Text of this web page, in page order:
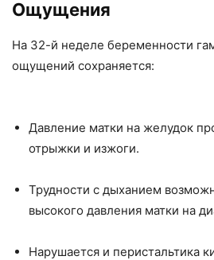
Ощущения
На 32-й неделе беременности
ощущений сохраняется:
Давление матки на желудок
отрыжки и изжоги.
Трудности с дыханием
высокого давления матки на
Нарушается и перистальтика